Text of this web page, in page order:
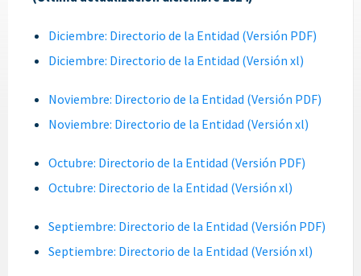
Diciembre: Directorio de la Entidad (Versión PDF)
Diciembre: Directorio de la Entidad (Versión xl)
Noviembre: Directorio de la Entidad (Versión PDF)
Noviembre: Directorio de la Entidad (Versión xl)
Octubre: Directorio de la Entidad (Versión PDF)
Octubre: Directorio de la Entidad (Versión xl)
Septiembre: Directorio de la Entidad (Versión PDF)
Septiembre: Directorio de la Entidad (Versión xl)